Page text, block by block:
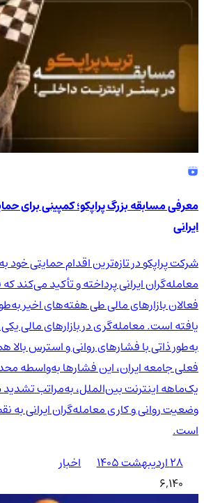
معرفی مسابقه بزرگ پراپکو؛ کمپینی برای
ایرانی
شرکت پراپکو در تازه‌ترین اقدام حمایتی خود
معامله‌گران ایرانی پرداخته و تأکید می‌کند
فعالان بازارهای مالی طی هفته‌های اخیر
یافته است. معامله‌گری در بازارهای مالی
به‌طور ذاتی با فشارهای روانی و استرس بالا
فعلی جامعه ایران، این فشارها به‌واسطه
یک‌ماهه اینترنت بین‌الملل، به‌مراتب تشدید
وضعیت روانی و کاری معامله‌گران ایرانی به
است.
۲۸ اردیبهشت ۱۴۰۵
اخبار
6,140